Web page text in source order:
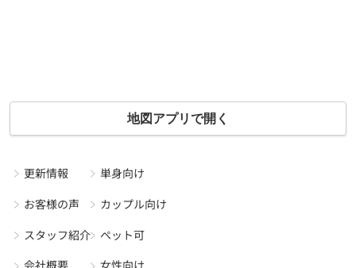
地図アプリで開く
更新情報
お客様の声
スタッフ紹介
単身向け
カップル向け
ペット可